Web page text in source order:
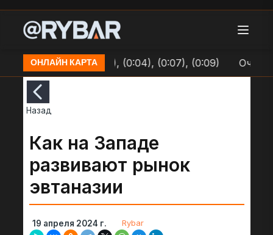
ОНЛАЙН КАРТА
Долинке (0:01), (0:04), (0:07), (0:09) Очередь на
Назад
Как на Западе
развивают рынок
эвтаназии
19 апреля 2024 г. Rybar